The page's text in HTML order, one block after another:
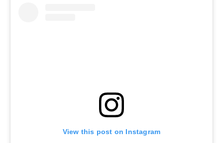
View this post on Instagram